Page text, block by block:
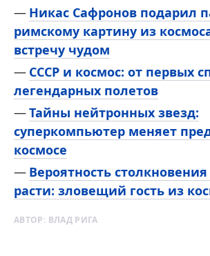
Никас Сафронов подарил
римскому картину из
встречу чудом
СССР и космос: от первых
легендарных полетов
Тайны нейтронных звезд:
суперкомпьютер меняет
космосе
Вероятность
расти: зловещий гость из
АВТОР: ВЛАД РИГА